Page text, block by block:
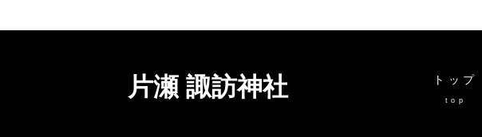
片瀬 諏訪神社 トップ
top